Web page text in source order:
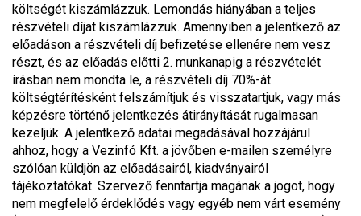
költségét kiszámlázzuk. Lemondás hiányában a teljes
részvételi díjat kiszámlázzuk. Amennyiben a jelentkező az
előadáson a részvételi díj befizetése ellenére nem vesz
részt, és az előadás előtti 2. munkanapig a részvételét
írásban nem mondta le, a részvételi díj 70%-át
költségtérítésként felszámítjuk és visszatartjuk, vagy más
képzésre történő jelentkezés átirányítását rugalmasan
kezeljük. A jelentkező adatai megadásával hozzájárul
ahhoz, hogy a Vezinfó Kft. a jövőben e-mailen személyre
szólóan küldjön az előadásairól, kiadványairól
tájékoztatókat. Szervező fenntartja magának a jogot, hogy
nem megfelelő érdeklődés vagy egyéb nem várt esemény